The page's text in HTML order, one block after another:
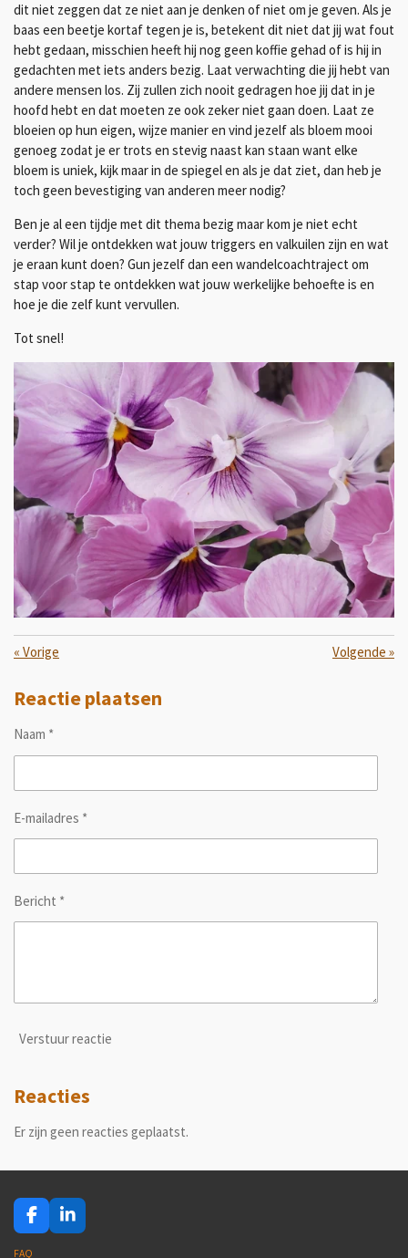
dit niet zeggen dat ze niet aan je denken of niet om je geven. Als je
baas een beetje kortaf tegen je is, betekent dit niet dat jij wat fout
hebt gedaan, misschien heeft hij nog geen koffie gehad of is hij in
gedachten met iets anders bezig. Laat verwachting die jij hebt van
andere mensen los. Zij zullen zich nooit gedragen hoe jij dat in je
hoofd hebt en dat moeten ze ook zeker niet gaan doen. Laat ze
bloeien op hun eigen, wijze manier en vind jezelf als bloem mooi
genoeg zodat je er trots en stevig naast kan staan want elke
bloem is uniek, kijk maar in de spiegel en als je dat ziet, dan heb je
toch geen bevestiging van anderen meer nodig?
Ben je al een tijdje met dit thema bezig maar kom je niet echt
verder? Wil je ontdekken wat jouw triggers en valkuilen zijn en wat
je eraan kunt doen? Gun jezelf dan een wandelcoachtraject om
stap voor stap te ontdekken wat jouw werkelijke behoefte is en
hoe je die zelf kunt vervullen.
Tot snel!
« Vorige Volgende »
Reactie plaatsen
Naam *
E-mailadres *
Bericht *
Verstuur reactie
Reacties
Er zijn geen reacties geplaatst.
F
a
L
i
FAQ